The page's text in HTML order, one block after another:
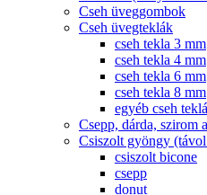
Cseh üveggombok
Cseh üvegteklák
cseh tekla 3 mm
cseh tekla 4 mm
cseh tekla 6 mm
cseh tekla 8 mm
egyéb cseh
Csepp, dárda, szirom
Csiszolt gyöngy
csiszolt bicone
csepp
donut